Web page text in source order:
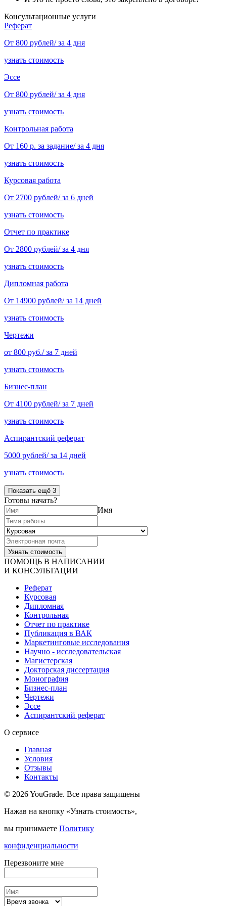
Консультационные услуги
Реферат
От 800 рублей/ за 4 дня
узнать стоимость
Эссе
От 800 рублей/ за 4 дня
узнать стоимость
Контрольная работа
От 160 р. за задание/ за 4 дня
узнать стоимость
Курсовая работа
От 2700 рублей/ за 6 дней
узнать стоимость
Отчет по практике
От 2800 рублей/ за 4 дня
узнать стоимость
Дипломная работа
От 14900 рублей/ за 14 дней
узнать стоимость
Чертежи
от 800 руб./ за 7 дней
узнать стоимость
Бизнес-план
От 4100 рублей/ за 7 дней
узнать стоимость
Аспирантский реферат
5000 рублей/ за 14 дней
узнать стоимость
Показать ещё 3
Готовы начать?
Имя
ПОМОЩЬ В НАПИСАНИИ
И КОНСУЛЬТАЦИИ
Реферат
Курсовая
Дипломная
Контрольная
Отчет по практике
Публикация в ВАК
Маркетинговые исследования
Научно - исследовательская
Магистерская
Докторская диссертация
Монография
Бизнес-план
Чертежи
Эссе
Аспирантский реферат
О сервисе
Главная
Условия
Отзывы
Контакты
© 2026 YouGrade. Все права защищены
Нажав на кнопку «Узнать стоимость»,
вы принимаете Политику
конфиденциальности
Перезвоните мне